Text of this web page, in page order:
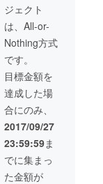
ジェクト
は、All-or-
Nothing方式
です。
目標金額を
達成した場
合にのみ、
2017/09/27
23:59:59ま
でに集まっ
た金額が